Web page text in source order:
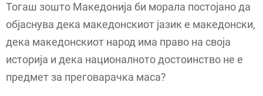
Тогаш зошто Македонија би морала постојано да
објаснува дека македонскиот јазик е македонски,
дека македонскиот народ има право на своја
историја и дека националното достоинство не е
предмет за преговарачка маса?